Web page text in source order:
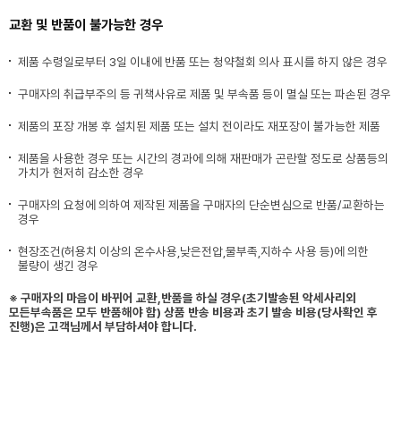
교환 및 반품이 불가능한 경우
제품 수령일로부터 3일 이내에 반품 또는 청약철회 의사 표시를 하지 않은 경우
구매자의 취급부주의 등 귀책사유로 제품 및 부속품 등이 멸실 또는 파손된 경우
제품의 포장 개봉 후 설치된 제품 또는 설치 전이라도 재포장이 불가능한 제품
제품을 사용한 경우 또는 시간의 경과에 의해 재판매가 곤란할 정도로 상품등의
가치가 현저히 감소한 경우
구매자의 요청에 의하여 제작된 제품을 구매자의 단순변심으로 반품/교환하는
경우
현장조건(허용치 이상의 온수사용,낮은전압,물부족,지하수 사용 등)에 의한
불량이 생긴 경우
※ 구매자의 마음이 바뀌어 교환,반품을 하실 경우(초기발송된 악세사리외
모든부속품은 모두 반품해야 함) 상품 반송 비용과 초기 발송 비용(당사확인 후
진행)은 고객님께서 부담하셔야 합니다.